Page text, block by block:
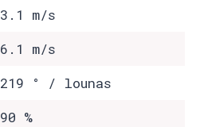
3.1 m/s
6.1 m/s
219 ° / lounas
90 %